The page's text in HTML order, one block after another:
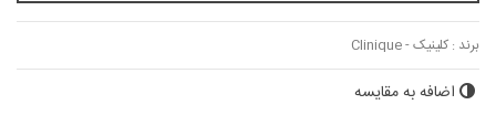
برند : کلینیک - Clinique
اضافه به مقایسه